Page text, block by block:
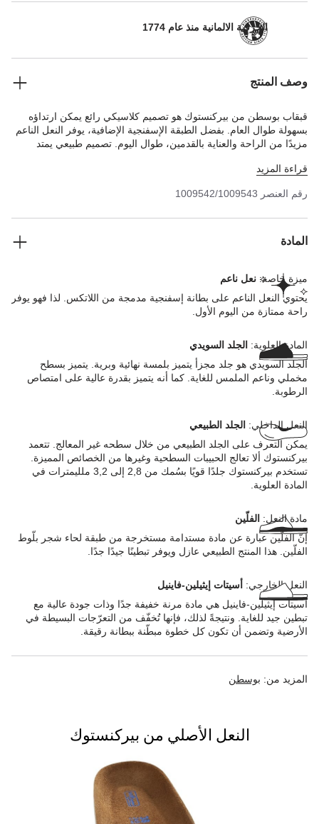
الحرفية الالمانية منذ عام 1774
وصف المنتج
قبقاب بوسطن من بيركنستوك هو تصميم كلاسيكي رائع يمكن ارتداؤه
بسهولة طوال العام. بفضل الطبقة الإسفنجية الإضافية، يوفر النعل الناعم
مزيدًا من الراحة والعناية بالقدمين، طوال اليوم. تصميم طبيعي يمتد
بالقدم ليمنحها شعورًا بالراحة وكأنه جزء من البشرة.
قراءة المزيد
رقم العنصر 1009542/1009543
المادة
ميزة خاصة: نعل ناعم
يحتوي النعل الناعم على بطانة إسفنجية مدمجة من اللاتكس. لذا فهو يوفر
راحة ممتازة من اليوم الأول.
المادة العلوية: الجلد السويدي
الجلد السويدي هو جلد مجزأ يتميز بلمسة نهائية وبرية. يتميز بسطح
مخملي وناعم الملمس للغاية. كما أنه يتميز بقدرة عالية على امتصاص
الرطوبة.
النعل الداخلي: الجلد الطبيعي
يمكن التعرف على الجلد الطبيعي من خلال سطحه غير المعالج. تتعمد
بيركنستوك ألا تعالج الحبيبات السطحية وغيرها من الخصائص المميزة.
تستخدم بيركنستوك جلدًا قويًا بسُمك من 2,8 إلى 3,2 ملليمترات في
المادة العلوية.
مادة النعل: الفلّين
إنّ الفلّين عبارة عن مادة مستدامة مستخرجة من طبقة لحاء شجر بلّوط
الفلّين. هذا المنتج الطبيعي عازل ويوفر تبطينًا جيدًا جدًا.
النعل الخارجي: أسيتات إيثيلين-فاينيل
أسيتات إيثيلين-فاينيل هي مادة مرنة خفيفة جدًا وذات جودة عالية مع
تبطين جيد للغاية. ونتيجةً لذلك، فإنها تُخفّف من التعرّجات البسيطة في
الأرضية وتضمن أن تكون كل خطوة مبطّنة ببطانة رقيقة.
المزيد من: بوسطن
النعل الأصلي من بيركنستوك